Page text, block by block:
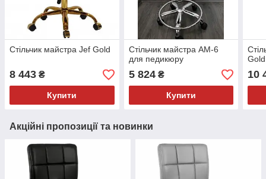
Стільчик майстра Jef Gold
8 443 ₴
Купити
Стільчик майстра AM-6
для педикюру
5 824₴
Купити
Gold
10
Акційні пропозиції та новинки